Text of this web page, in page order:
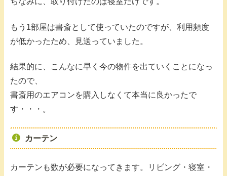
もう1部屋は書斎として使っていたのですが、利用頻度
が低かったため、見送っていました。
結果的に、こんなに早く今の物件を出ていくことになっ
たので、
書斎用のエアコンを購入しなくて本当に良かったで
す・・・。
カーテン
カーテンも数が必要になってきます。リビング・寝室・